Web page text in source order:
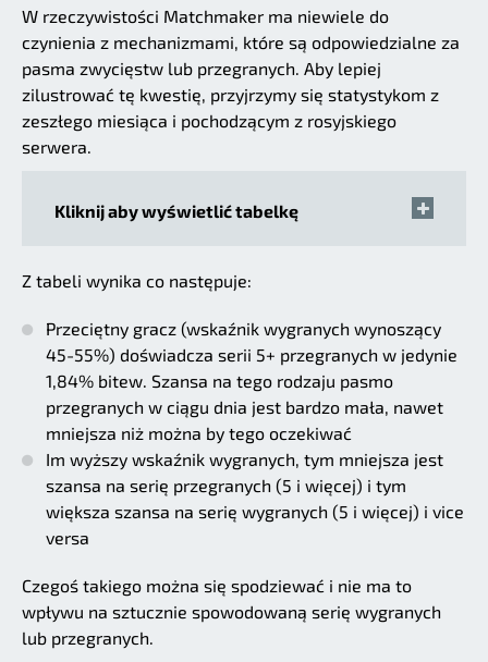
W rzeczywistości Matchmaker ma niewiele do
czynienia z mechanizmami, które są odpowiedzialne za
pasma zwycięstw lub przegranych. Aby lepiej
zilustrować tę kwestię, przyjrzymy się statystykom z
zeszłego miesiąca i pochodzącym z rosyjskiego
serwera.
Kliknij aby wyświetlić tabelkę
Z tabeli wynika co następuje:
Przeciętny gracz (wskaźnik wygranych wynoszący
45-55%) doświadcza serii 5+ przegranych w jedynie
1,84% bitew. Szansa na tego rodzaju pasmo
przegranych w ciągu dnia jest bardzo mała, nawet
mniejsza niż można by tego oczekiwać
Im wyższy wskaźnik wygranych, tym mniejsza jest
szansa na serię przegranych (5 i więcej) i tym
większa szansa na serię wygranych (5 i więcej) i vice
versa
Czegoś takiego można się spodziewać i nie ma to
wpływu na sztucznie spowodowaną serię wygranych
lub przegranych.